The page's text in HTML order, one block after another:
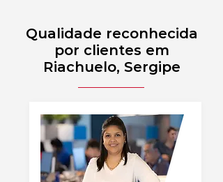
Qualidade reconhecida
por clientes em
Riachuelo, Sergipe